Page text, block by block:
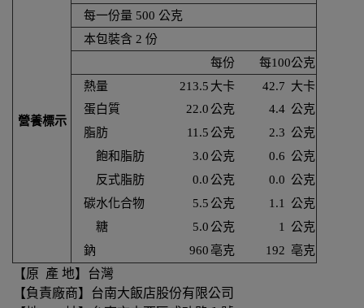
營養標示
每一份量 500 公克
本包裝含 2 份
每份
每100公克
熱量
213.5 大卡 42.7 大卡
蛋白質
22.0 公克 4.4 公克
脂肪
11.5 公克 2.3 公克
飽和脂肪
3.0 公克 0.6 公克
反式脂肪
0.0 公克 0.0 公克
碳水化合物
5.5 公克 1.1 公克
糖
5.0 公克 1 公克
鈉
960 亳克 192 亳克
【原 產 地】台灣
【負責廠商】台南大飯店股份有限公司